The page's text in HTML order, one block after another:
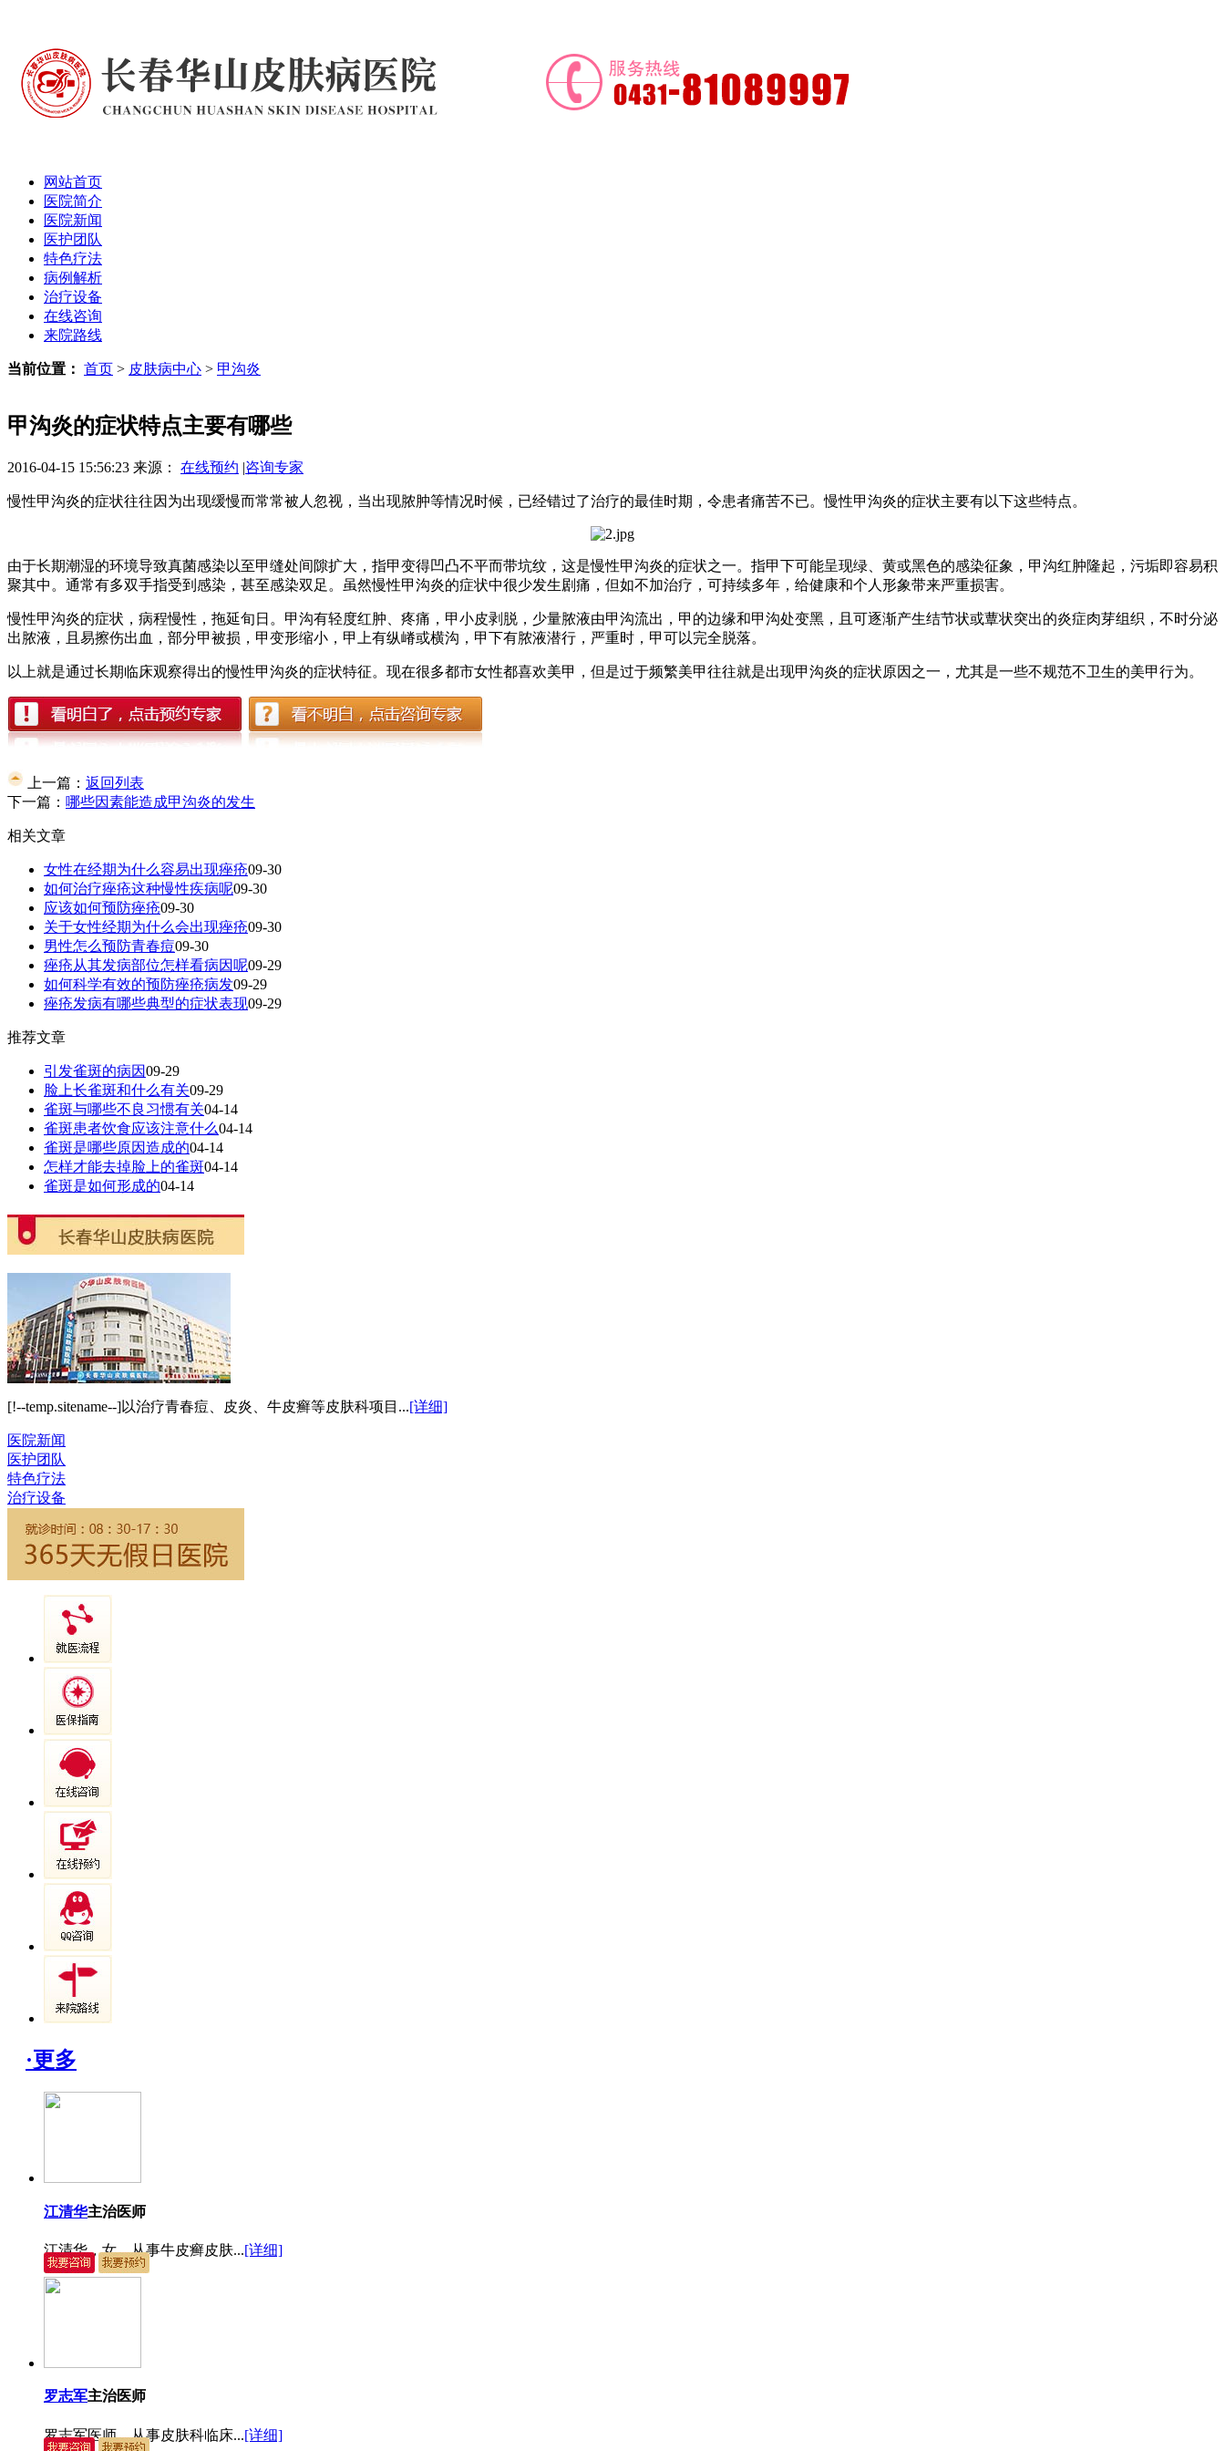
网站首页
医院简介
医院新闻
医护团队
特色疗法
病例解析
治疗设备
在线咨询
来院路线
当前位置： 首页 > 皮肤病中心 > 甲沟炎
甲沟炎的症状特点主要有哪些
2016-04-15 15:56:23 来源： 在线预约 |咨询专家
慢性甲沟炎的症状往往因为出现缓慢而常常被人忽视，当出现脓肿等情况时候，已经错过了治疗的最佳时期，令患者痛苦不已。慢性甲沟炎的症状主要有以下这些特点。
由于长期潮湿的环境导致真菌感染以至甲缝处间隙扩大，指甲变得凹凸不平而带坑纹，这是慢性甲沟炎的症状之一。指甲下可能呈现绿、黄或黑色的感染征象，甲沟红肿隆起，污垢即容易积
聚其中。通常有多双手指受到感染，甚至感染双足。虽然慢性甲沟炎的症状中很少发生剧痛，但如不加治疗，可持续多年，给健康和个人形象带来严重损害。
慢性甲沟炎的症状，病程慢性，拖延旬日。甲沟有轻度红肿、疼痛，甲小皮剥脱，少量脓液由甲沟流出，甲的边缘和甲沟处变黑，且可逐渐产生结节状或蕈状突出的炎症肉芽组织，不时分泌
出脓液，且易擦伤出血，部分甲被损，甲变形缩小，甲上有纵嵴或横沟，甲下有脓液潜行，严重时，甲可以完全脱落。
以上就是通过长期临床观察得出的慢性甲沟炎的症状特征。现在很多都市女性都喜欢美甲，但是过于频繁美甲往往就是出现甲沟炎的症状原因之一，尤其是一些不规范不卫生的美甲行为。
上一篇： 返回列表
下一篇： 哪些因素能造成甲沟炎的发生
相关文章
女性在经期为什么容易出现痤疮09-30
如何治疗痤疮这种慢性疾病呢09-30
应该如何预防痤疮09-30
关于女性经期为什么会出现痤疮09-30
男性怎么预防青春痘09-30
痤疮从其发病部位怎样看病因呢09-29
如何科学有效的预防痤疮病发09-29
痤疮发病有哪些典型的症状表现09-29
推荐文章
引发雀斑的病因09-29
脸上长雀斑和什么有关09-29
雀斑与哪些不良习惯有关04-14
雀斑患者饮食应该注意什么04-14
雀斑是哪些原因造成的04-14
怎样才能去掉脸上的雀斑04-14
雀斑是如何形成的04-14
[!--temp.sitename--]以治疗青春痘、皮炎、牛皮癣等皮肤科项目...[详细]
医院新闻
医护团队
特色疗法
治疗设备
·更多
江清华主治医师
江清华，女，从事牛皮癣皮肤...[详细]
罗志军主治医师
罗志军医师，从事皮肤科临床...[详细]